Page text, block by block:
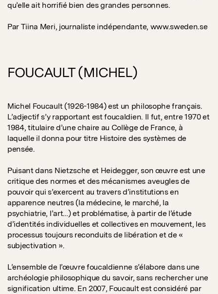
qu’elle ait horrifié bien des grandes personnes.
Par Tiina Meri, journaliste indépendante, www.sweden.se
FOUCAULT (MICHEL)
Michel Foucault (1926-1984) est un philosophe français.
L’adjectif s’y rapportant est foucaldien. Il fut, entre 1970 et
1984, titulaire d’une chaire au Collège de France, à
laquelle il donna pour titre Histoire des systèmes de
pensée.
Puisant dans Nietzsche et Heidegger, son œuvre est une
critique des normes et des mécanismes aveugles de
pouvoir qui s’exercent au travers d’institutions en
apparence neutres (la médecine, le marché, la
psychiatrie, l’art…) et problématise, à partir de l’étude
d’identités individuelles et collectives en mouvement, les
processus toujours reconduits de libération et de «
subjectivation ».
L’ensemble de l’œuvre foucaldienne s’élabore dans une
archéologie philosophique du savoir, sans rechercher une
signification ultime. En 2007, Foucault est considéré par